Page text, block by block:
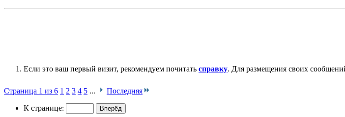
Если это ваш первый визит, рекомендуем почитать справку. Для размещения своих
Страница 1 из 6 1 2 3 4 5 ... Последняя
К странице: